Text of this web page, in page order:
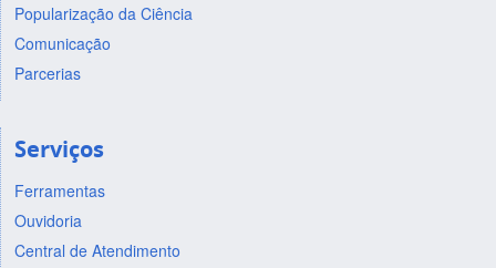
Popularização da Ciência
Comunicação
Parcerias
Serviços
Ferramentas
Ouvidoria
Central de Atendimento